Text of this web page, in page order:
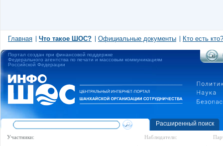
Главная Что такое ШОС? Официальные документы Кто есть кто?
Портал создан при финансовой поддержке
Федерального агентства по печати и массовым коммуникациям
Российской Федерации
Расширенный поиск
Участники: Наблюдатели: